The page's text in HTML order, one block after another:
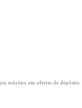
máximo em ofertas de depósito.